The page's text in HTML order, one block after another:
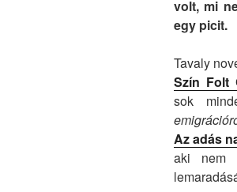
volt, mi
egy picit.
Tavaly
Szín Folt
sok
Az adás
aki nem